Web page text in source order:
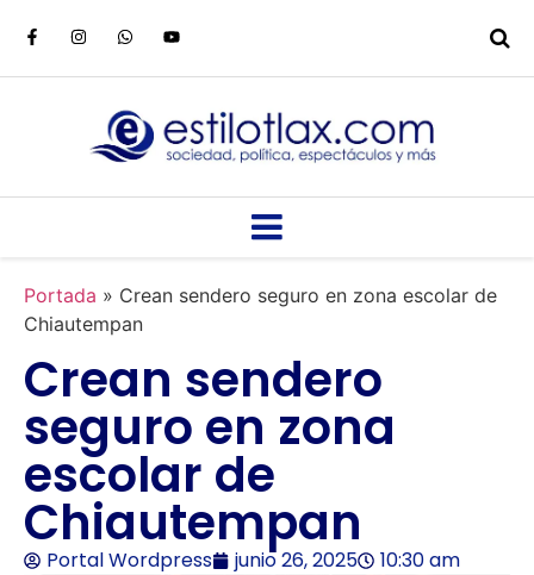
Portada » Crean sendero seguro en zona escolar de
Chiautempan
Crean sendero
seguro en zona
escolar de
Chiautempan
Portal Wordpress junio 26, 2025 10:30 am